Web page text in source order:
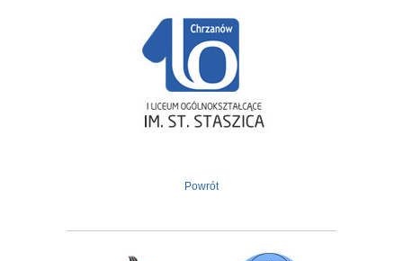
Powrót